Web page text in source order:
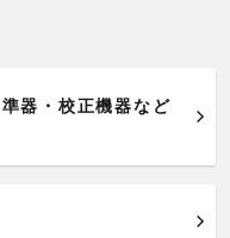
器・校正機器など